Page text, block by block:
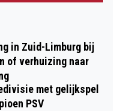
in Zuid-Limburg bij
of verhuizing naar
met gelijkspel
PSV